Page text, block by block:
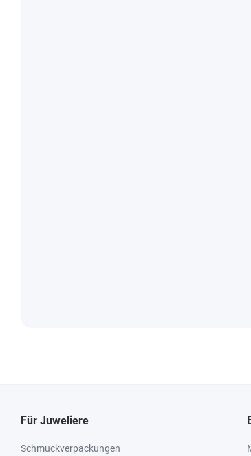
Für Juweliere
Schmuckverpackungen